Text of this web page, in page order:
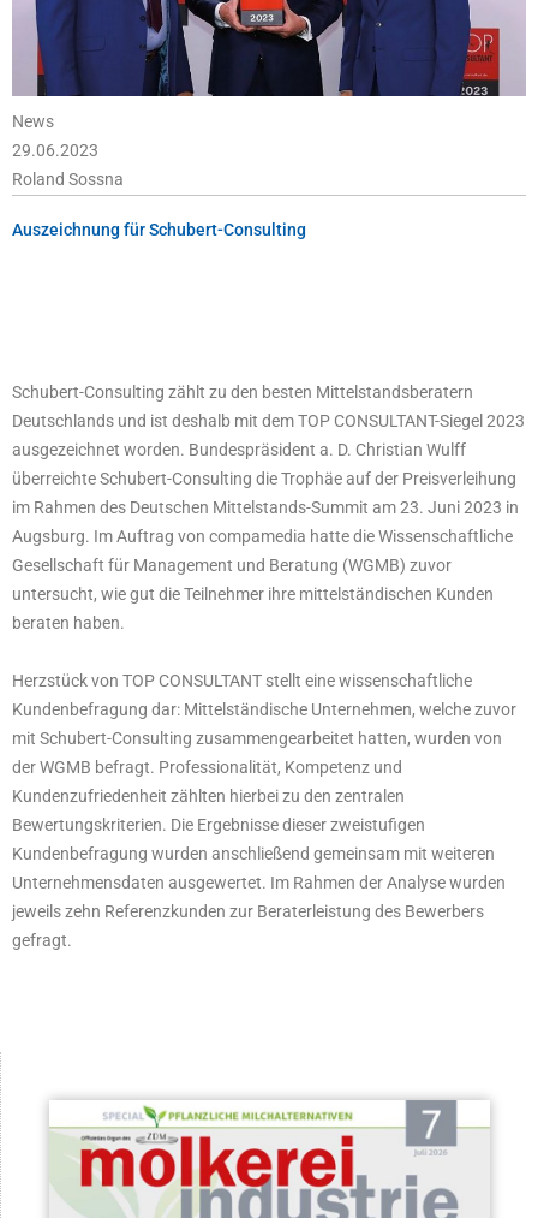
News
29.06.2023
Roland Sossna
Auszeichnung für Schubert-Consulting
Schubert-Consulting zählt zu den besten Mittelstandsberatern
Deutschlands und ist deshalb mit dem TOP CONSULTANT-Siegel 2023
ausgezeichnet worden. Bundespräsident a. D. Christian Wulff
überreichte Schubert-Consulting die Trophäe auf der Preisverleihung
im Rahmen des Deutschen Mittelstands-Summit am 23. Juni 2023 in
Augsburg. Im Auftrag von compamedia hatte die Wissenschaftliche
Gesellschaft für Management und Beratung (WGMB) zuvor
untersucht, wie gut die Teilnehmer ihre mittelständischen Kunden
beraten haben.
Herzstück von TOP CONSULTANT stellt eine wissenschaftliche
Kundenbefragung dar: Mittelständische Unternehmen, welche zuvor
mit Schubert-Consulting zusammengearbeitet hatten, wurden von
der WGMB befragt. Professionalität, Kompetenz und
Kundenzufriedenheit zählten hierbei zu den zentralen
Bewertungskriterien. Die Ergebnisse dieser zweistufigen
Kundenbefragung wurden anschließend gemeinsam mit weiteren
Unternehmensdaten ausgewertet. Im Rahmen der Analyse wurden
jeweils zehn Referenzkunden zur Beraterleistung des Bewerbers
gefragt.